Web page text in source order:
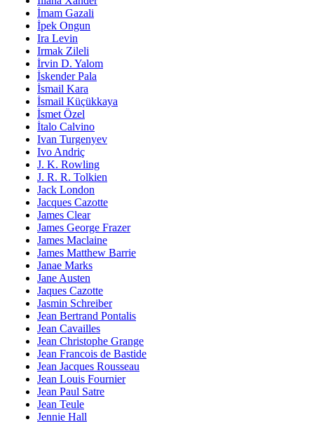
İmam Gazali
İpek Ongun
Ira Levin
Irmak Zileli
İrvin D. Yalom
İskender Pala
İsmail Kara
İsmail Küçükkaya
İsmet Özel
İtalo Calvino
Ivan Turgenyev
Ivo Andriç
J. K. Rowling
J. R. R. Tolkien
Jack London
Jacques Cazotte
James Clear
James George Frazer
James Maclaine
James Matthew Barrie
Janae Marks
Jane Austen
Jaques Cazotte
Jasmin Schreiber
Jean Bertrand Pontalis
Jean Cavailles
Jean Christophe Grange
Jean Francois de Bastide
Jean Jacques Rousseau
Jean Louis Fournier
Jean Paul Satre
Jean Teule
Jennie Hall